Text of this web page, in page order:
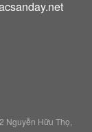
Nguyễn Hữu Thọ,